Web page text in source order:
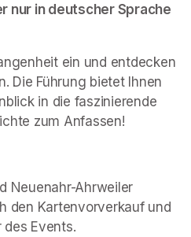
nur in deutscher Sprache
ein und entdecken
Die Führung bietet Ihnen
in die faszinierende
zum Anfassen!
Neuenahr-Ahrweiler
den Kartenvorverkauf und
Events.